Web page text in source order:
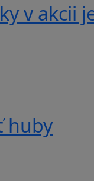
v akcii
huby